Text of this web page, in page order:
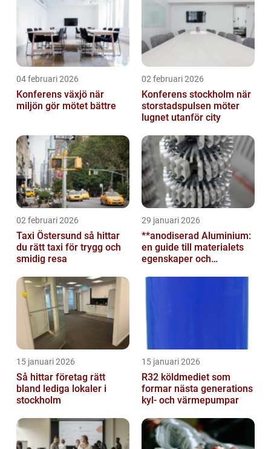
04 februari 2026
Konferens växjö när
miljön gör mötet bättre
02 februari 2026
Konferens stockholm när
storstadspulsen möter
lugnet utanför city
02 februari 2026
Taxi Östersund så hittar
du rätt taxi för trygg och
smidig resa
29 januari 2026
**anodiserad Aluminium:
en guide till materialets
egenskaper och
15 januari 2026
Så hittar företag rätt
bland lediga lokaler i
stockholm
15 januari 2026
R32 köldmediet som
formar nästa generations
kyl- och värmepumpar